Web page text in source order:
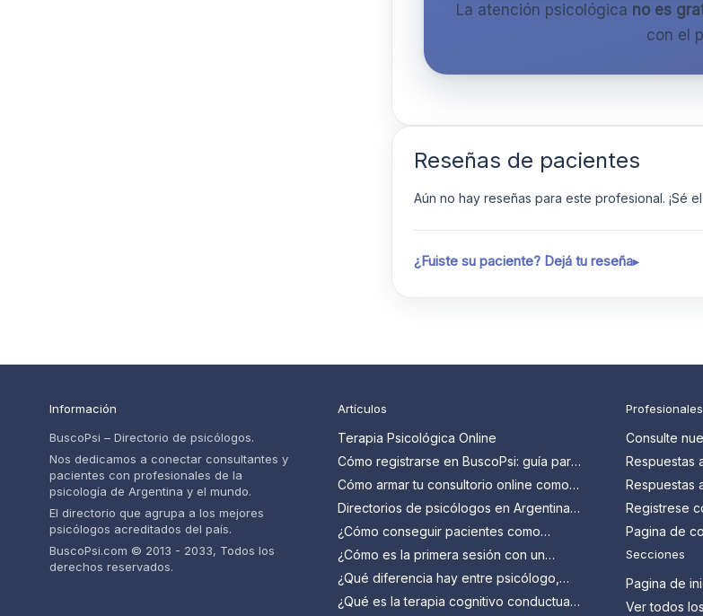
La atención psicológica no es
con el
Reseñas de pacientes
Aún no hay reseñas para este profesional. ¡Sé
¿Fuiste su paciente? Dejá tu reseña
Información
BuscoPsi – Directorio de psicólogos.
Nos dedicamos a conectar consultantes y
pacientes con profesionales de la
psicología de Argentina y el mundo.
El directorio que agrupa a los mejores
psicólogos acreditados del país.
BuscoPsi.com © 2013 - 2033, Todos los
derechos reservados.
Artículos
Terapia Psicológica Online
Cómo registrarse en BuscoPsi: guía para
psicólogos que quieren conseguir más
Cómo armar tu consultorio online como
psicólogo en Argentina: guía paso a
Directorios de psicólogos en Argentina:
cuáles son y cómo aprovecharlos
¿Cómo conseguir pacientes como
psicólogo en Argentina?
¿Cómo es la primera sesión con un
psicólogo? Todo lo que tenés que
saber
¿Qué diferencia hay entre psicólogo,
psiquiatra y psicoanalista?
¿Qué es la terapia cognitivo conductual
Profesionales
Consulte
Respuestas
Respuestas
Registrese
Pagina de
Secciones
Pagina de
Ver todos